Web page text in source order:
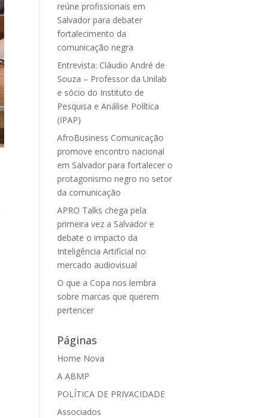
reúne profissionais em
Salvador para debater
fortalecimento da
comunicação negra
Entrevista: Cláudio André de
Souza – Professor da Unilab
e sócio do Instituto de
Pesquisa e Análise Política
(IPAP)
AfroBusiness Comunicação
promove encontro nacional
em Salvador para fortalecer o
protagonismo negro no setor
da comunicação
APRO Talks chega pela
primeira vez a Salvador e
debate o impacto da
Inteligência Artificial no
mercado audiovisual
O que a Copa nos lembra
sobre marcas que querem
pertencer
Páginas
Home Nova
A ABMP
POLÍTICA DE PRIVACIDADE
Associados